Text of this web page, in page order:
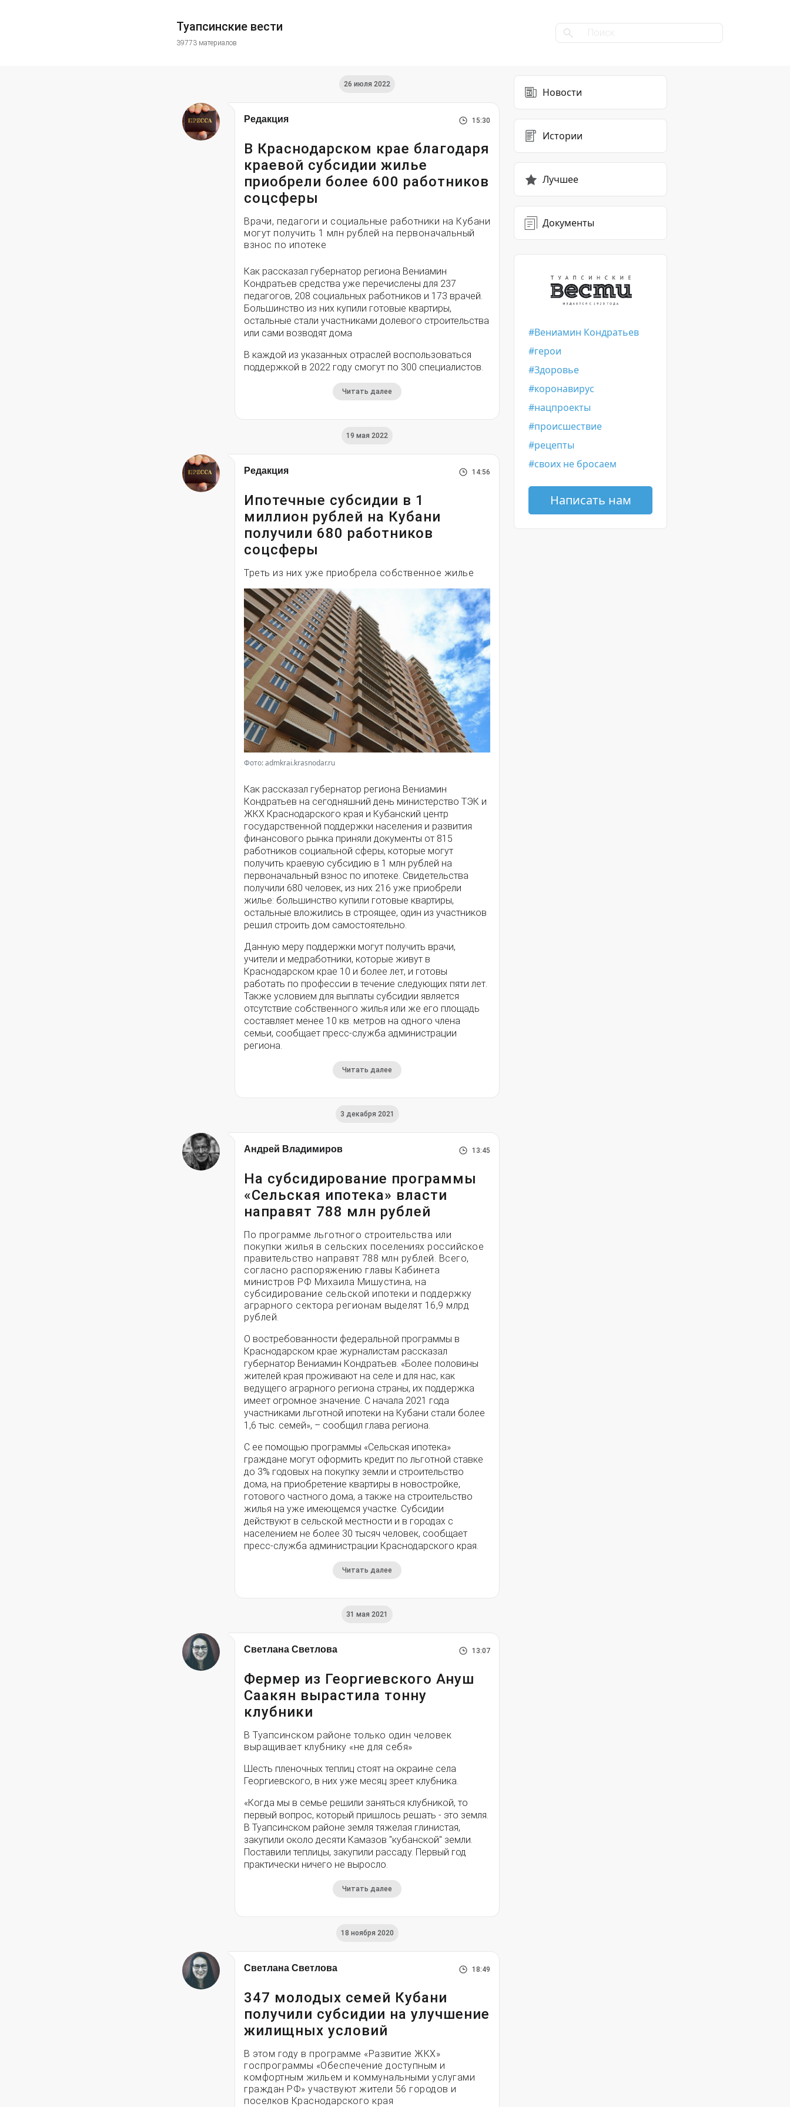
Туапсинские вести
39773 материалов
26 июля 2022
Редакция 15:30
В Краснодарском крае благодаря
краевой субсидии жилье
приобрели более 600 работников
соцсферы
Врачи, педагоги и социальные работники на Кубани
могут получить 1 млн рублей на первоначальный
взнос по ипотеке
Как рассказал губернатор региона Вениамин
Кондратьев средства уже перечислены для 237
педагогов, 208 социальных работников и 173 врачей.
Большинство из них купили готовые квартиры,
остальные стали участниками долевого строительства
или сами возводят дома
В каждой из указанных отраслей воспользоваться
поддержкой в 2022 году смогут по 300 специалистов.
Читать далее
19 мая 2022
Редакция 14:56
Ипотечные субсидии в 1
миллион рублей на Кубани
получили 680 работников
соцсферы
Треть из них уже приобрела собственное жилье
Фото: admkrai.krasnodar.ru
Как рассказал губернатор региона Вениамин
Кондратьев на сегодняшний день министерство ТЭК и
ЖКХ Краснодарского края и Кубанский центр
государственной поддержки населения и развития
финансового рынка приняли документы от 815
работников социальной сферы, которые могут
получить краевую субсидию в 1 млн рублей на
первоначальный взнос по ипотеке. Свидетельства
получили 680 человек, из них 216 уже приобрели
жилье: большинство купили готовые квартиры,
остальные вложились в строящее, один из участников
решил строить дом самостоятельно.
Данную меру поддержки могут получить врачи,
учители и медработники, которые живут в
Краснодарском крае 10 и более лет, и готовы
работать по профессии в течение следующих пяти лет.
Также условием для выплаты субсидии является
отсутствие собственного жилья или же его площадь
составляет менее 10 кв. метров на одного члена
семьи, сообщает пресс-служба администрации
региона.
Читать далее
3 декабря 2021
Андрей Владимиров 13:45
На субсидирование программы
«Сельская ипотека» власти
направят 788 млн рублей
По программе льготного строительства или
покупки жилья в сельских поселениях российское
правительство направят 788 млн рублей. Всего,
согласно распоряжению главы Кабинета
министров РФ Михаила Мишустина, на
субсидирование сельской ипотеки и поддержку
аграрного сектора регионам выделят 16,9 млрд
рублей.
О востребованности федеральной программы в
Краснодарском крае журналистам рассказал
губернатор Вениамин Кондратьев. «Более половины
жителей края проживают на селе и для нас, как
ведущего аграрного региона страны, их поддержка
имеет огромное значение. С начала 2021 года
участниками льготной ипотеки на Кубани стали более
1,6 тыс. семей», – сообщил глава региона.
С ее помощью программы «Сельская ипотека»
граждане могут оформить кредит по льготной ставке
до 3% годовых на покупку земли и строительство
дома, на приобретение квартиры в новостройке,
готового частного дома, а также на строительство
жилья на уже имеющемся участке. Субсидии
действуют в сельской местности и в городах с
населением не более 30 тысяч человек, сообщает
пресс-служба администрации Краснодарского края.
Читать далее
31 мая 2021
Светлана Светлова 13:07
Фермер из Георгиевского Ануш
Саакян вырастила тонну
клубники
В Туапсинском районе только один человек
выращивает клубнику «не для себя»
Шесть пленочных теплиц стоят на окраине села
Георгиевского, в них уже месяц зреет клубника.
«Когда мы в семье решили заняться клубникой, то
первый вопрос, который пришлось решать - это земля.
В Туапсинском районе земля тяжелая глинистая,
закупили около десяти Камазов "кубанской" земли.
Поставили теплицы, закупили рассаду. Первый год
практически ничего не выросло.
Читать далее
18 ноября 2020
Светлана Светлова 18:49
347 молодых семей Кубани
получили субсидии на улучшение
жилищных условий
В этом году в программе «Развитие ЖКХ»
госпрограммы «Обеспечение доступным и
комфортным жильем и коммунальными услугами
граждан РФ» участвуют жители 56 городов и
поселков Краснодарского края
Новости
Истории
Лучшее
Документы
Вениамин Кондратьев
герои
Здоровье
коронавирус
нацпроекты
происшествие
рецепты
своих не бросаем
Написать нам